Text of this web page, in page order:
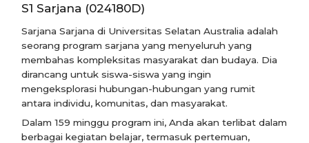
S1 Sarjana (024180D)
Sarjana Sarjana di Universitas Selatan Australia adalah
seorang program sarjana yang menyeluruh yang
membahas kompleksitas masyarakat dan budaya. Dia
dirancang untuk siswa-siswa yang ingin
mengeksplorasi hubungan-hubungan yang rumit
antara individu, komunitas, dan masyarakat.
Dalam 159 minggu program ini, Anda akan terlibat dalam
berbagai kegiatan belajar, termasuk pertemuan,